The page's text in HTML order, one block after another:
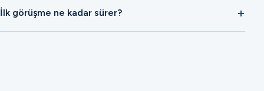
İlk görüşme ne kadar sürer?